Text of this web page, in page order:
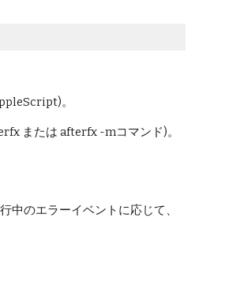
。
または afterfx -mコマンド)。
中のエラーイベントに応じて、